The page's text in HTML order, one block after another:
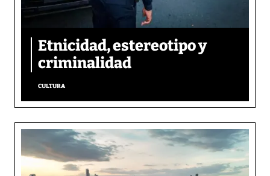
Etnicidad, estereotipo y
criminalidad
CULTURA